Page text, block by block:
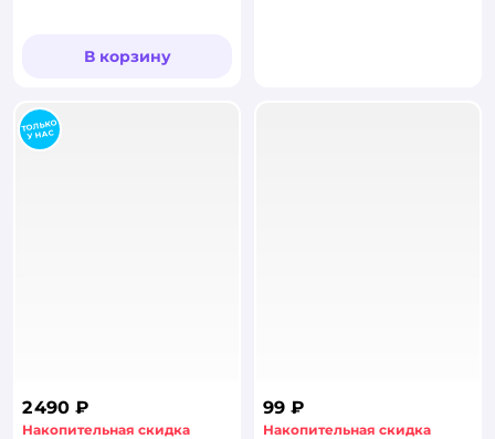
В корзину
2 490 ₽
Накопительная скидка
99 ₽
Накопительная скидка